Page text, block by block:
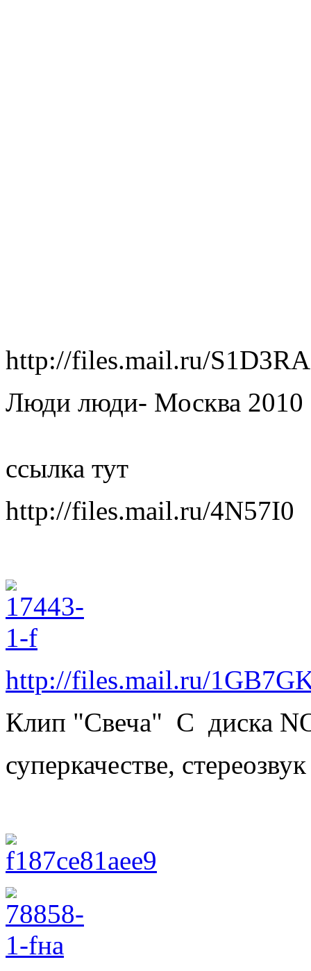
http://files.mail.ru/S1D3RA
Люди люди- Москва 2010
ссылка тут
http://files.mail.ru/4N57I0
http://files.mail.ru/
Клип "Свеча" C диска
суперкачестве, стереозвук